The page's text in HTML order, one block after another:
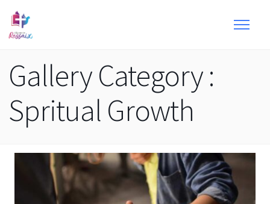
Gallery Category :
Spritual Growth